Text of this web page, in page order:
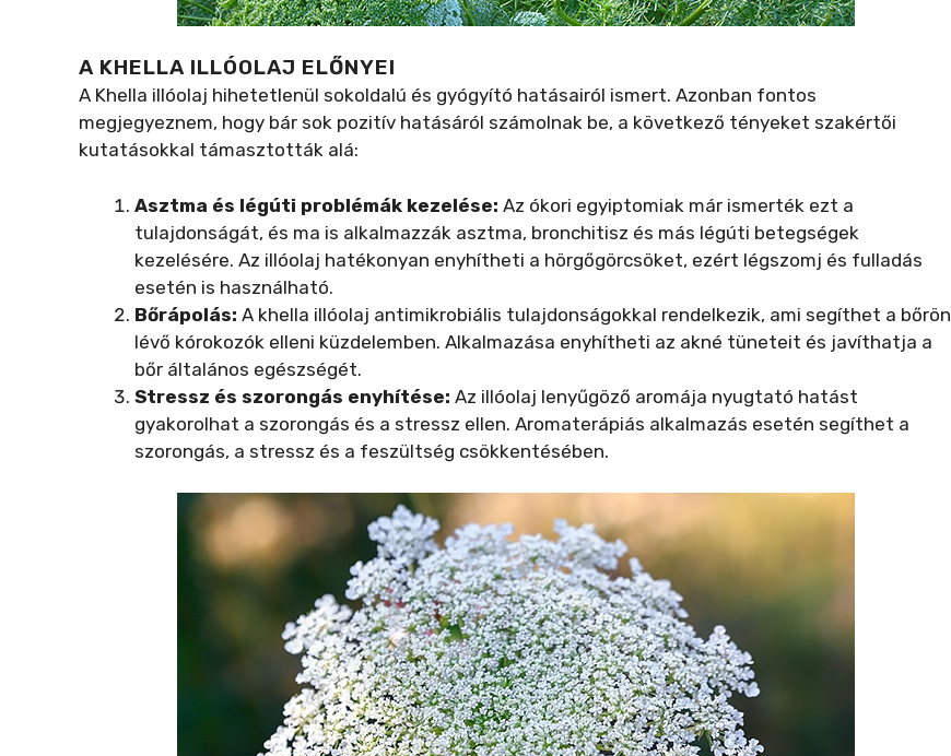
A KHELLA ILLÓOLAJ ELŐNYEI
A Khella illóolaj hihetetlenül sokoldalú és gyógyító hatásairól ismert. Azonban fontos
megjegyeznem, hogy bár sok pozitív hatásáról számolnak be, a következő tényeket szakértői
kutatásokkal támasztották alá:
Asztma és légúti problémák kezelése: Az ókori egyiptomiak már ismerték ezt a
tulajdonságát, és ma is alkalmazzák asztma, bronchitisz és más légúti betegségek
kezelésére. Az illóolaj hatékonyan enyhítheti a hörgőgörcsöket, ezért légszomj és fulladás
esetén is használható.
Bőrápolás: A khella illóolaj antimikrobiális tulajdonságokkal rendelkezik, ami segíthet a bőrön
lévő kórokozók elleni küzdelemben. Alkalmazása enyhítheti az akné tüneteit és javíthatja a
bőr általános egészségét.
Stressz és szorongás enyhítése: Az illóolaj lenyűgöző aromája nyugtató hatást
gyakorolhat a szorongás és a stressz ellen. Aromaterápiás alkalmazás esetén segíthet a
szorongás, a stressz és a feszültség csökkentésében.